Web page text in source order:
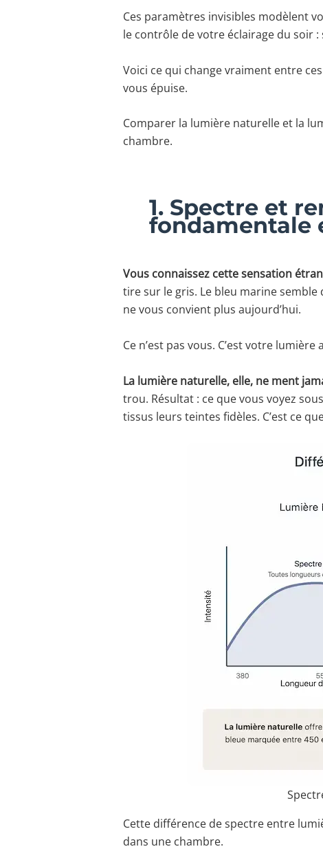
Ces paramètres invisibles modèlent
le contrôle de votre éclairage du soir
Voici ce qui change vraiment entre
vous épuise.
Comparer la lumière naturelle et la
chambre.
1. Spectre et
fondamentale
Vous connaissez cette sensation
tire sur le gris. Le bleu marine semble
ne vous convient plus aujourd’hui.
Ce n’est pas vous. C’est votre lumière
La lumière naturelle, elle, ne ment
trou. Résultat : ce que vous voyez
tissus leurs teintes fidèles. C’est ce
Cette différence de spectre entre
dans une chambre.